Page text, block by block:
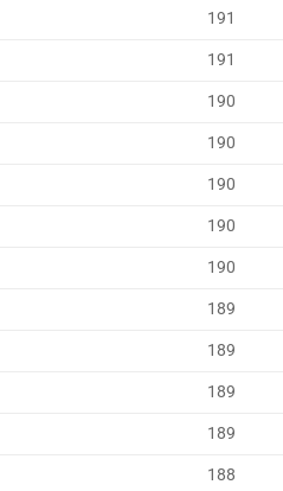
191
191
190
190
190
190
190
189
189
189
189
188